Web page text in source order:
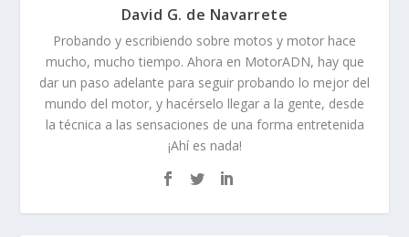
David G. de Navarrete
Probando y escribiendo sobre motos y motor hace
mucho, mucho tiempo. Ahora en MotorADN, hay que
dar un paso adelante para seguir probando lo mejor del
mundo del motor, y hacérselo llegar a la gente, desde
la técnica a las sensaciones de una forma entretenida
¡Ahí es nada!